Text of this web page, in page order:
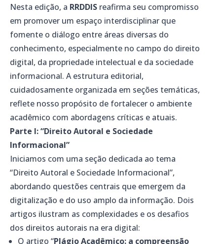
Nesta edição, a RRDDIS reafirma seu compromisso
em promover um espaço interdisciplinar que
fomente o diálogo entre áreas diversas do
conhecimento, especialmente no campo do direito
digital, da propriedade intelectual e da sociedade
informacional. A estrutura editorial,
cuidadosamente organizada em seções temáticas,
reflete nosso propósito de fortalecer o ambiente
acadêmico com abordagens críticas e atuais.
Parte I: “Direito Autoral e Sociedade
Informacional”
Iniciamos com uma seção dedicada ao tema
“Direito Autoral e Sociedade Informacional”,
abordando questões centrais que emergem da
digitalização e do uso amplo da informação. Dois
artigos ilustram as complexidades e os desafios
dos direitos autorais na era digital:
O artigo “Plágio Acadêmico: a compreensão